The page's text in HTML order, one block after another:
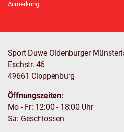
Anmerkung
Sport Duwe Oldenburger
Eschstr. 46
49661 Cloppenburg
Öffnungszeiten:
Mo - Fr: 12:00 - 18:00 Uhr
Sa: Geschlossen